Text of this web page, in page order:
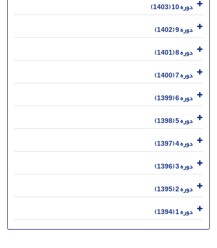
دوره 10 (1403)
دوره 9 (1402)
دوره 8 (1401)
دوره 7 (1400)
دوره 6 (1399)
دوره 5 (1398)
دوره 4 (1397)
دوره 3 (1396)
دوره 2 (1395)
دوره 1 (1394)